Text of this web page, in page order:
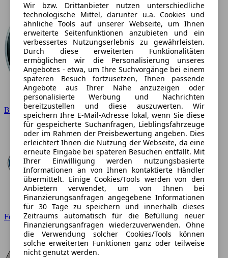
Wir bzw. Drittanbieter nutzen unterschiedliche
technologische Mittel, darunter u.a. Cookies und
ähnliche Tools auf unserer Webseite, um Ihnen
erweiterte Seitenfunktionen anzubieten und ein
verbessertes Nutzungserlebnis zu gewährleisten.
Durch diese erweiterten Funktionalitäten
ermöglichen wir die Personalisierung unseres
Angebotes - etwa, um Ihre Suchvorgänge bei einem
späteren Besuch fortzusetzen, Ihnen passende
Angebote aus Ihrer Nähe anzuzeigen oder
personalisierte Werbung und Nachrichten
bereitzustellen und diese auszuwerten. Wir
speichern Ihre E-Mail-Adresse lokal, wenn Sie diese
für gespeicherte Suchanfragen, Lieblingsfahrzeuge
oder im Rahmen der Preisbewertung angeben. Dies
erleichtert Ihnen die Nutzung der Webseite, da eine
erneute Eingabe bei späteren Besuchen entfällt. Mit
Ihrer Einwilligung werden nutzungsbasierte
Informationen an von Ihnen kontaktierte Händler
übermittelt. Einige Cookies/Tools werden von den
Anbietern verwendet, um von Ihnen bei
Finanzierungsanfragen angegebene Informationen
für 30 Tage zu speichern und innerhalb dieses
Zeitraums automatisch für die Befüllung neuer
Finanzierungsanfragen wiederzuverwenden. Ohne
die Verwendung solcher Cookies/Tools können
solche erweiterten Funktionen ganz oder teilweise
nicht genutzt werden.
BMW
Ford